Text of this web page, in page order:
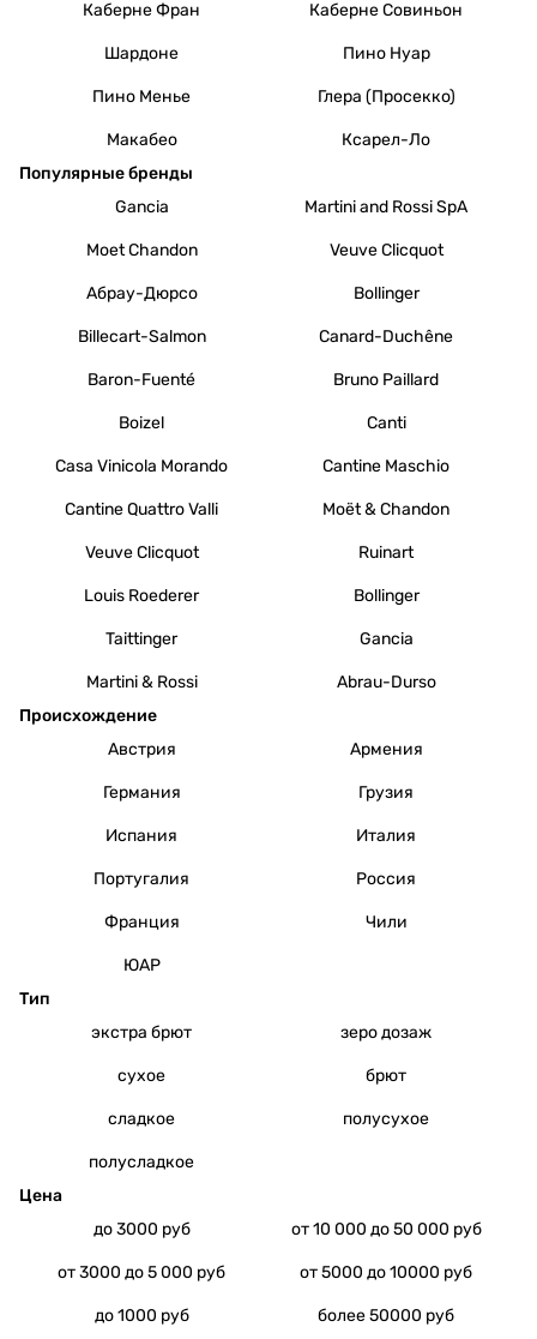
Каберне Фран Каберне Совиньон
Шардоне Пино Нуар
Пино Менье Глера (Просекко)
Макабео
Ксарел-Ло
Популярные бренды
Gancia
Martini and Rossi SpA
Moet Chandon Veuve Clicquot
Абрау-Дюрсо Bollinger
Billecart-Salmon Canard-Duchêne
Baron-Fuenté Bruno Paillard
Boizel Canti
Casa Vinicola Morando Cantine Maschio
Cantine Quattro Valli Moët & Chandon
Veuve Clicquot Ruinart
Louis Roederer Bollinger
Taittinger Gancia
Martini & Rossi
Abrau-Durso
Происхождение
Австрия
Армения
Германия Грузия
Испания Италия
Португалия Россия
Франция Чили
ЮАР
Тип
экстра брют
зеро дозаж
сухое брют
сладкое полусухое
полусладкое
Цена
до 3000 руб
от 10 000 до 50 000 руб
от 3000 до 5 000 руб от 5000 до 10000 руб
до 1000 руб более 50000 руб